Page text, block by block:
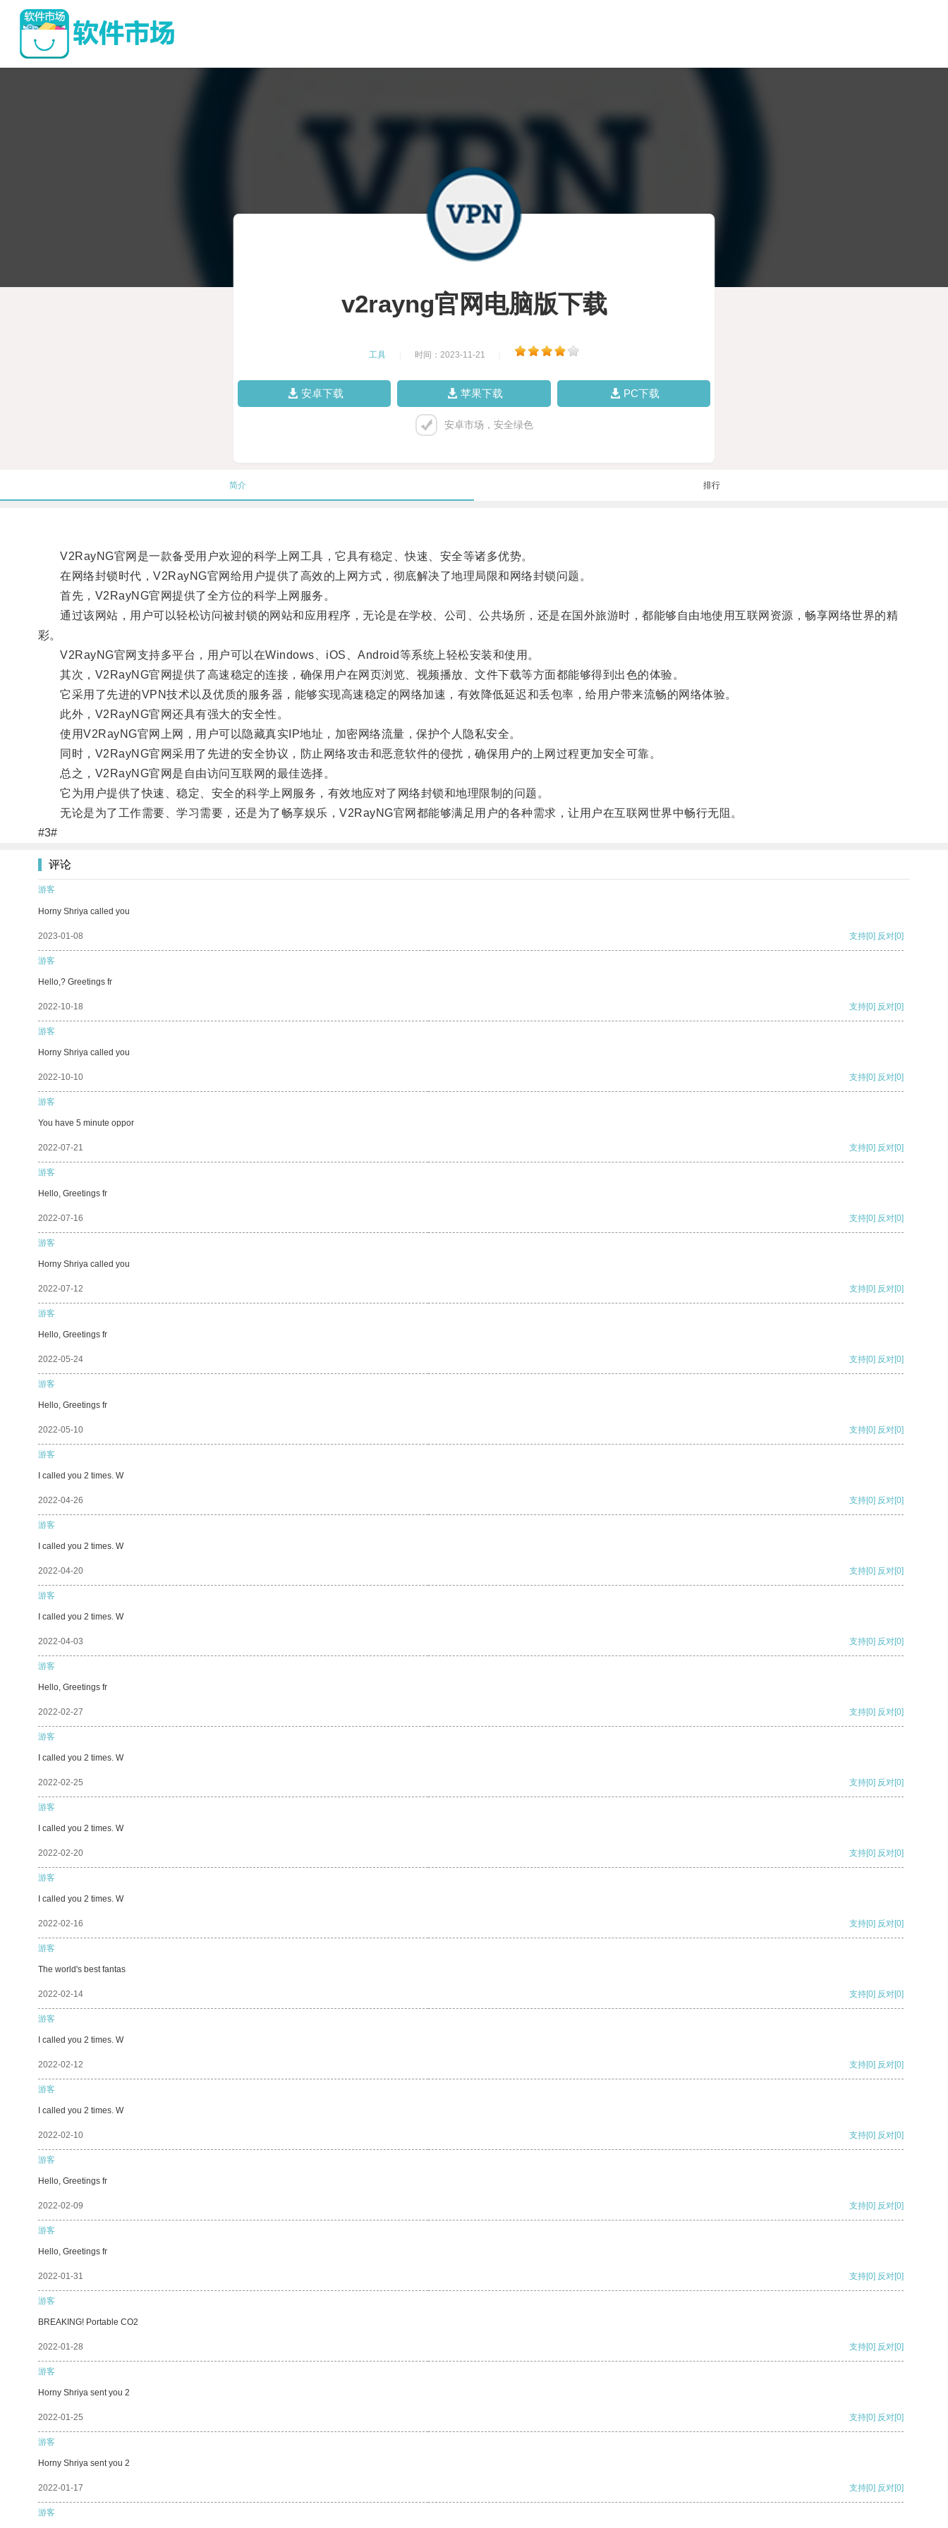
v2rayng官网电脑版下载
工具 时间：2023-11-21
安卓下载 苹果下载 PC下载
安卓市场，安全绿色
简介 排行
V2RayNG官网是一款备受用户欢迎的科学上网工具，它具有稳定、快速、安全等诸多优势。
在网络封锁时代，V2RayNG官网给用户提供了高效的上网方式，彻底解决了地理局限和网络封锁问题。
首先，V2RayNG官网提供了全方位的科学上网服务。
通过该网站，用户可以轻松访问被封锁的网站和应用程序，无论是在学校、公司、公共场所，还是在国外旅游时，都能够自由地使用互联网资源，畅享网络世界的精
彩。
V2RayNG官网支持多平台，用户可以在Windows、iOS、Android等系统上轻松安装和使用。
其次，V2RayNG官网提供了高速稳定的连接，确保用户在网页浏览、视频播放、文件下载等方面都能够得到出色的体验。
它采用了先进的VPN技术以及优质的服务器，能够实现高速稳定的网络加速，有效降低延迟和丢包率，给用户带来流畅的网络体验。
此外，V2RayNG官网还具有强大的安全性。
使用V2RayNG官网上网，用户可以隐藏真实IP地址，加密网络流量，保护个人隐私安全。
同时，V2RayNG官网采用了先进的安全协议，防止网络攻击和恶意软件的侵扰，确保用户的上网过程更加安全可靠。
总之，V2RayNG官网是自由访问互联网的最佳选择。
它为用户提供了快速、稳定、安全的科学上网服务，有效地应对了网络封锁和地理限制的问题。
无论是为了工作需要、学习需要，还是为了畅享娱乐，V2RayNG官网都能够满足用户的各种需求，让用户在互联网世界中畅行无阻。
#3#
评论
游客
Horny Shriya called you
2023-01-08 支持[0] 反对[0]
游客
Hello,? Greetings fr
2022-10-18 支持[0] 反对[0]
游客
Horny Shriya called you
2022-10-10 支持[0] 反对[0]
游客
You have 5 minute oppor
2022-07-21 支持[0] 反对[0]
游客
Hello, Greetings fr
2022-07-16 支持[0] 反对[0]
游客
Horny Shriya called you
2022-07-12 支持[0] 反对[0]
游客
Hello, Greetings fr
2022-05-24 支持[0] 反对[0]
游客
Hello, Greetings fr
2022-05-10 支持[0] 反对[0]
游客
I called you 2 times. W
2022-04-26 支持[0] 反对[0]
游客
I called you 2 times. W
2022-04-20 支持[0] 反对[0]
游客
I called you 2 times. W
2022-04-03 支持[0] 反对[0]
游客
Hello, Greetings fr
2022-02-27 支持[0] 反对[0]
游客
I called you 2 times. W
2022-02-25 支持[0] 反对[0]
游客
I called you 2 times. W
2022-02-20 支持[0] 反对[0]
游客
I called you 2 times. W
2022-02-16 支持[0] 反对[0]
游客
The world's best fantas
2022-02-14 支持[0] 反对[0]
游客
I called you 2 times. W
2022-02-12 支持[0] 反对[0]
游客
I called you 2 times. W
2022-02-10 支持[0] 反对[0]
游客
Hello, Greetings fr
2022-02-09 支持[0] 反对[0]
游客
Hello, Greetings fr
2022-01-31 支持[0] 反对[0]
游客
BREAKING! Portable CO2
2022-01-28 支持[0] 反对[0]
游客
Horny Shriya sent you 2
2022-01-25 支持[0] 反对[0]
游客
Horny Shriya sent you 2
2022-01-17 支持[0] 反对[0]
游客